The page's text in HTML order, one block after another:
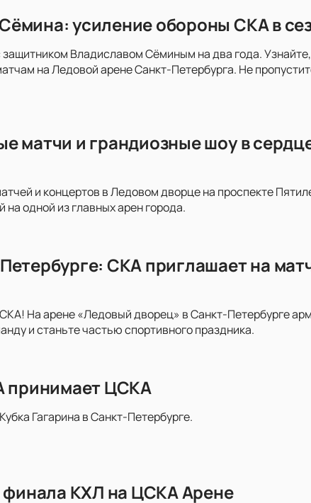
усиление обороны СКА в
Владиславом Сёминым на два года.
на Ледовой арене Санкт-Петербурга. Не
матчи и грандиозные шоу в
и концертов в Ледовом дворце на проспекте
одной из главных арен города.
СКА приглашает на
На арене «Ледовый дворец» в Санкт-Петербурге
и станьте частью спортивного праздника.
принимает ЦСКА
Гагарина в Санкт-Петербурге.
КХЛ на ЦСКА Арене